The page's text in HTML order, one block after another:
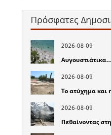
Πρόσφατες
2026-08-09
Αυγουστιάτικα…
2026-08-09
Το ατύχημα και
2026-08-09
Πεθαίνοντας